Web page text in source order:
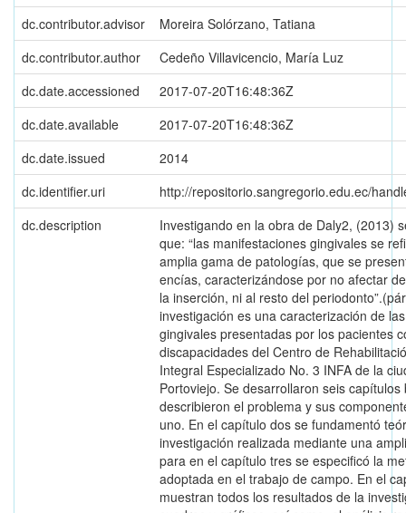
dc.contributor.advisor
Moreira Solórzano, Tatiana
dc.contributor.author
Cedeño Villavicencio, María Luz
dc.date.accessioned
2017-07-20T16:48:36Z
dc.date.available
2017-07-20T16:48:36Z
dc.date.issued
2014
dc.identifier.uri
http://repositorio.sangregorio.edu.ec/
dc.description
Investigando en la obra de Daly2, (2013)
que: “las manifestaciones gingivales se
amplia gama de patologías, que se
encías, caracterizándose por no afectar
la inserción, ni al resto del
investigación es una caracterización de
gingivales presentadas por los pacientes
discapacidades del Centro de
Integral Especializado No. 3 INFA de la
Portoviejo. Se desarrollaron seis capítulos
describieron el problema y sus
uno. En el capítulo dos se fundamentó
investigación realizada mediante una
para en el capítulo tres se especificó la
adoptada en el trabajo de campo. En el
muestran todos los resultados de la